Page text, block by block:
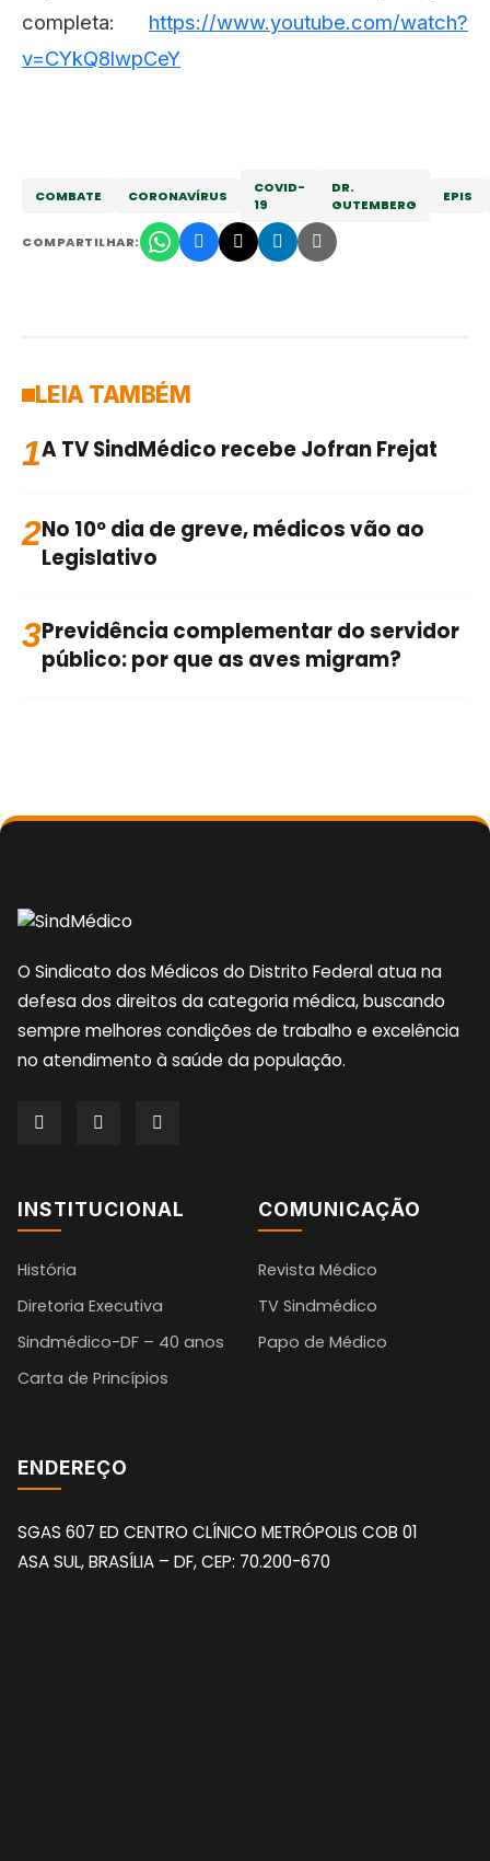
completa: https://www.youtube.com/watch?
v=CYkQ8lwpCeY
COMBATE CORONAVÍRUS
COVID-
19
DR.
GUTEMBERG
EPIS
COMPARTILHAR:
LEIA TAMBÉM
1A TV SindMédico recebe Jofran Frejat
2No 10º dia de greve, médicos vão ao
Legislativo
3Previdência complementar do servidor
público: por que as aves migram?
O Sindicato dos Médicos do Distrito Federal atua na
defesa dos direitos da categoria médica, buscando
sempre melhores condições de trabalho e excelência
no atendimento à saúde da população.
INSTITUCIONAL
História
Diretoria Executiva
Sindmédico-DF – 40 anos
Carta de Princípios
COMUNICAÇÃO
Revista Médico
TV Sindmédico
Papo de Médico
ENDEREÇO
SGAS 607 ED CENTRO CLÍNICO METRÓPOLIS COB 01
ASA SUL, BRASÍLIA – DF, CEP: 70.200-670